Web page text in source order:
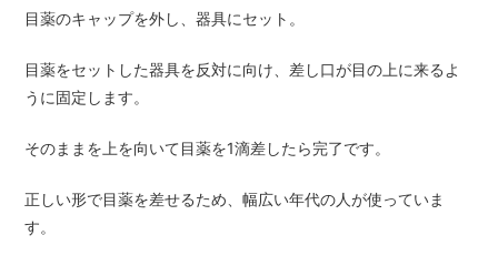
目薬のキャップを外し、器具にセット。
目薬をセットした器具を反対に向け、差し口が目の上に来るよ
うに固定します。
そのままを上を向いて目薬を1滴差したら完了です。
正しい形で目薬を差せるため、幅広い年代の人が使っていま
す。